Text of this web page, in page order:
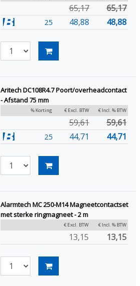
65,17 65,17
25 48,88 48,88
Aritech DC108R4.7 Poort/overheadcontact
- Afstand 75 mm
% Korting € Excl. BTW € Incl. % BTW
59,61 59,61
25 44,71 44,71
Alarmtech MC 250-M14 Magneetcontactset
met sterke ringmagneet - 2 m
€ Excl. BTW € Incl. % BTW
13,15 13,15